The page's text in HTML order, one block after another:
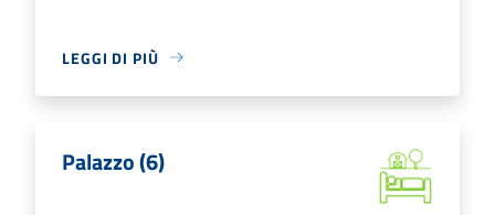
LEGGI DI PIÙ
Palazzo (6)